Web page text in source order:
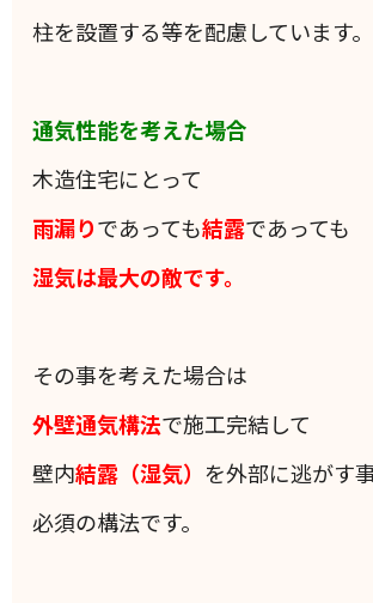
柱を設置する等を配慮しています。
通気性能を考えた場合
木造住宅にとって
雨漏りであっても結露であっても
湿気は最大の敵です。
その事を考えた場合は
外壁通気構法で施工完結して
壁内結露（湿気） を外部に逃がす
必須の構法です。